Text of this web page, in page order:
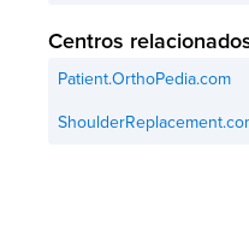
Centros
Patient.OrthoPedia.com